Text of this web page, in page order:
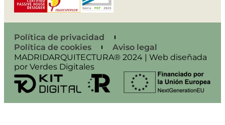
Política de privacidad
Política de cookies
Aviso legal
MADRIDARQUITECTURA® 2024 | Web diseñada
por Verdes Digitales